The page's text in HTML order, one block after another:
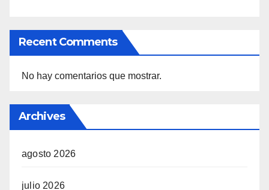
Recent Comments
No hay comentarios que mostrar.
Archives
agosto 2026
julio 2026